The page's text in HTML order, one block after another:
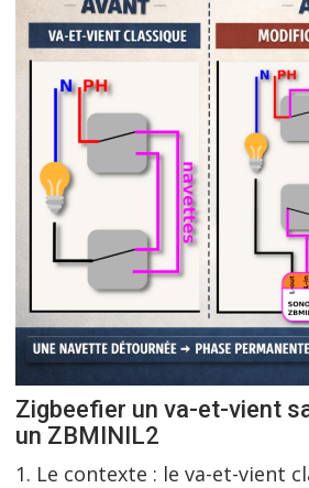
Zigbeefier un va-et-vient
un ZBMINIL2
1. Le contexte : le va-et-vient